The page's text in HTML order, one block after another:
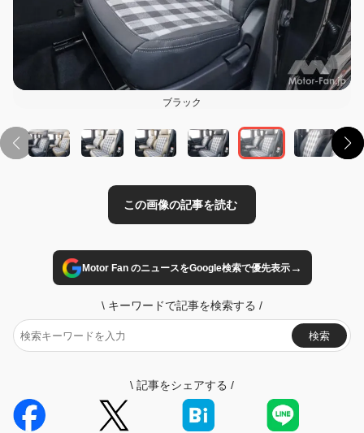
ブラック
この画像の記事を読む
Motor Fan のニュースをGoogle検索で優先表示→
\ キーワードで記事を検索する /
検索
\ 記事をシェアする /